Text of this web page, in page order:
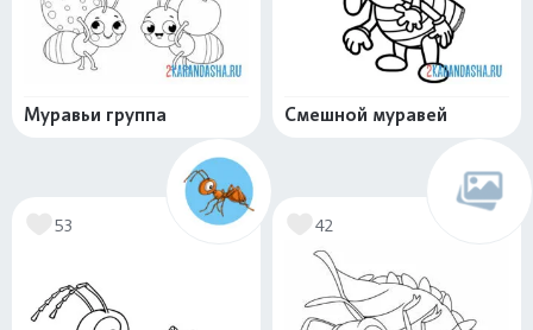
Муравьи группа Смешной муравей
53 42